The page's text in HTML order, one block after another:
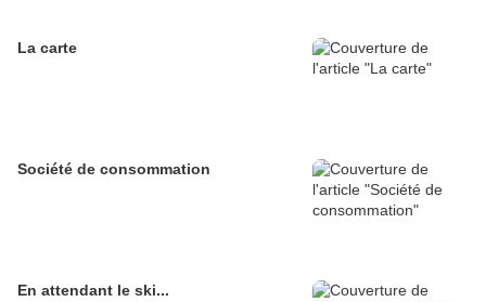
La carte
Société de consommation
En attendant le ski...